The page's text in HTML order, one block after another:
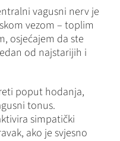
vagusni nerv je
vezom – toplim
osjećajem da ste
od najstarijih i
poput hodanja,
tonus.
simpatički
ako je svjesno